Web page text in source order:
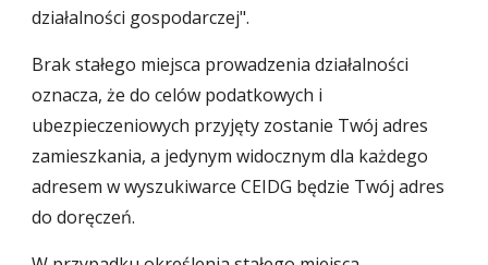
działalności gospodarczej".
Brak stałego miejsca prowadzenia działalności
oznacza, że do celów podatkowych i
ubezpieczeniowych przyjęty zostanie Twój adres
zamieszkania, a jedynym widocznym dla każdego
adresem w wyszukiwarce CEIDG będzie Twój adres
do doręczeń.